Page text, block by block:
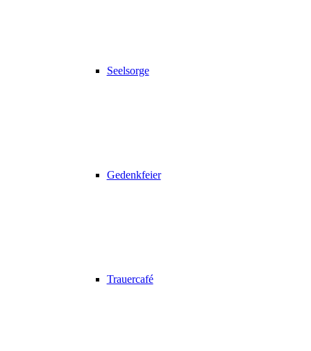
Seelsorge
Gedenkfeier
Trauercafé